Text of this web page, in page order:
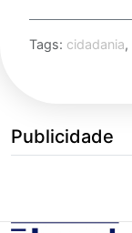
Tags: cidadania,
Publicidade